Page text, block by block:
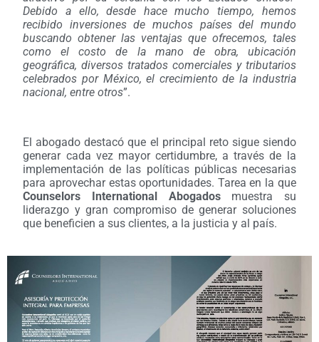
Debido a ello, desde hace mucho tiempo, hemos
recibido inversiones de muchos países del mundo
buscando obtener las ventajas que ofrecemos, tales
como el costo de la mano de obra, ubicación
geográfica, diversos tratados comerciales y tributarios
celebrados por México, el crecimiento de la industria
nacional, entre otros”.
El abogado destacó que el principal reto sigue siendo
generar cada vez mayor certidumbre, a través de la
implementación de las políticas públicas necesarias
para aprovechar estas oportunidades. Tarea en la que
Counselors International Abogadosmuestra su
liderazgo y gran compromiso de generar soluciones
que beneficien a sus clientes, a la justicia y al país.